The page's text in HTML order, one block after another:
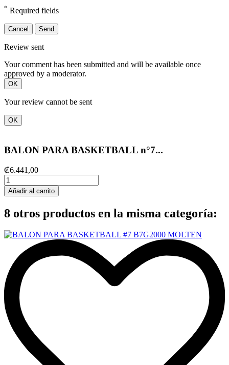
* Required fields
Cancel Send
Review sent
Your comment has been submitted and will be available once
approved by a moderator.
OK
Your review cannot be sent
OK
BALON PARA BASKETBALL n°7...
₡6.441,00
Añadir al carrito
8 otros productos en la misma categoría: